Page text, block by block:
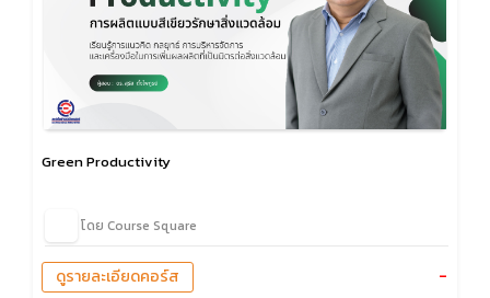
Green Productivity
โดย Course Square
-
ดูรายละเอียดคอร์ส